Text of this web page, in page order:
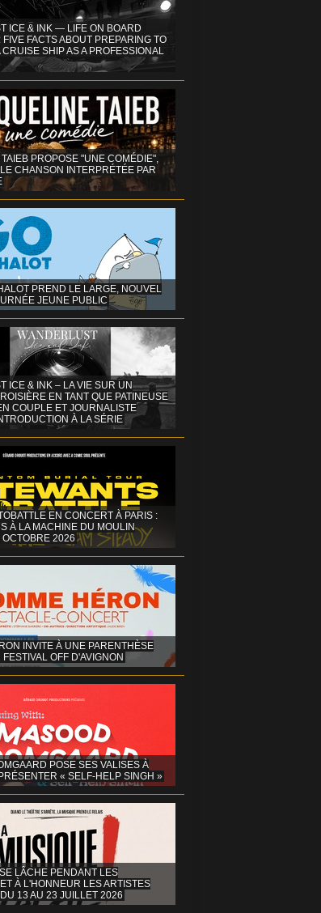
ICE & INK — LIFE ON BOARD
FACTS ABOUT PREPARING TO
CRUISE SHIP AS A PROFESSIONAL
PROPOSE "UNE COMÉDIE",
CHANSON INTERPRÉTÉE PAR
PREND LE LARGE, NOUVEL
JEUNE PUBLIC
ICE & INK – LA VIE SUR UN
EN TANT QUE PATINEUSE
COUPLE ET JOURNALISTE
À LA SÉRIE
EN CONCERT À PARIS :
À LA MACHINE DU MOULIN
OCTOBRE 2026
INVITE À UNE PARENTHÈSE
FESTIVAL OFF D'AVIGNON
POSE SES VALISES À
« SELF-HELP SINGH »
LÂCHE PENDANT LES
À L'HONNEUR LES ARTISTES
13 AU 23 JUILLET 2026